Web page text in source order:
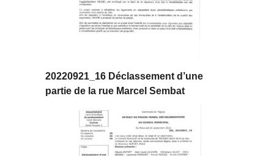
20220921_16 Déclassement d’une
partie de la rue Marcel Sembat